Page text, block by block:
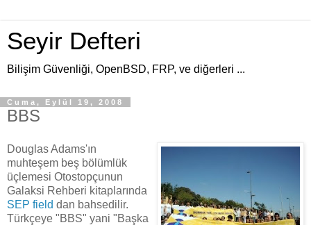
Seyir Defteri
Bilişim Güvenliği, OpenBSD, FRP, ve diğerleri ...
Cuma, Eylül 19, 2008
BBS
Douglas Adams'ın
muhteşem beş bölümlük
üçlemesi Otostopçunun
Galaksi Rehberi kitaplarında
SEP field dan bahsedilir.
Türkçeye "BBS" yani "Başka